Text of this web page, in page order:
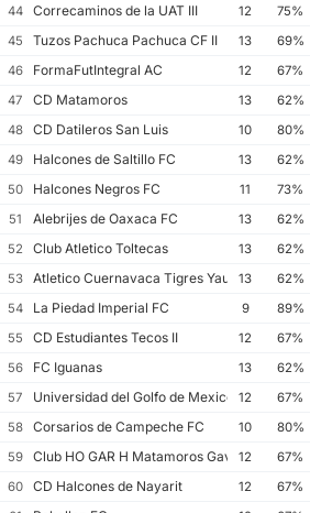
44
Correcaminos de la UAT III 12 75%
45
Tuzos Pachuca Pachuca CF II 13 69%
46
FormaFutIntegral AC 12 67%
47
CD Matamoros 13 62%
48
CD Datileros San Luis 10 80%
49
Halcones de Saltillo FC 13 62%
50
Halcones Negros FC 11 73%
51
Alebrijes de Oaxaca FC 13 62%
52
Club Atletico Toltecas 13 62%
53
Atletico Cuernavaca Tigres Yautepec
13 62%
54
La Piedad Imperial FC 9 89%
55
CD Estudiantes Tecos II 12 67%
56
FC Iguanas 13 62%
57
Universidad del Golfo de Mexico FC
12 67%
58
Corsarios de Campeche FC 10 80%
59
Club HO GAR H Matamoros Gavilanes FC
12 67%
60
CD Halcones de Nayarit 12 67%